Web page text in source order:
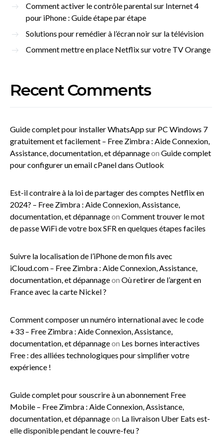
Comment activer le contrôle parental sur Internet 4
pour iPhone : Guide étape par étape
Solutions pour remédier à l’écran noir sur la télévision
Comment mettre en place Netflix sur votre TV Orange
Recent Comments
Guide complet pour installer WhatsApp sur PC Windows 7
gratuitement et facilement – Free Zimbra : Aide Connexion,
Assistance, documentation, et dépannageon Guide complet
pour configurer un email cPanel dans Outlook
Est-il contraire à la loi de partager des comptes Netflix en
2024? – Free Zimbra : Aide Connexion, Assistance,
documentation, et dépannageon Comment trouver le mot
de passe WiFi de votre box SFR en quelques étapes faciles
Suivre la localisation de l’iPhone de mon fils avec
iCloud.com – Free Zimbra : Aide Connexion, Assistance,
documentation, et dépannageon Où retirer de l’argent en
France avec la carte Nickel ?
Comment composer un numéro international avec le code
+33 – Free Zimbra : Aide Connexion, Assistance,
documentation, et dépannageon Les bornes interactives
Free : des alliées technologiques pour simplifier votre
expérience !
Guide complet pour souscrire à un abonnement Free
Mobile – Free Zimbra : Aide Connexion, Assistance,
documentation, et dépannageon La livraison Uber Eats est-
elle disponible pendant le couvre-feu ?